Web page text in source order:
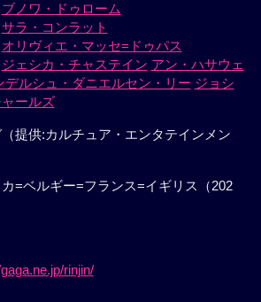
ブノワ・ドゥローム
サラ・コンラット
オリヴィエ・マッセ=ドゥパス
ジェシカ・チャステイン アン・ハサウェ
デルシュ・ダニエルセン・リー ジョシ
ャールズ
提供:カルチュア・エンタテインメン
=ベルギー=フランス=イギリス（202
rinjin/